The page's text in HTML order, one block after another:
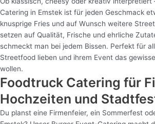
Catering in Emstek ist für jeden Geschmack
knusprige Fries und auf Wunsch weitere
setzen auf Qualität, Frische und ehrliche
schmeckt man bei jedem Bissen. Perfekt für
Streetfood lieben und ihrem Event das
wollen.
Foodtruck Catering für
Hochzeiten und
Du planst eine Firmenfeier, ein Sommerfest